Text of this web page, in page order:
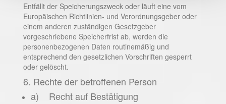
Entfällt der Speicherungszweck oder läuft eine vom
Europäischen Richtlinien- und Verordnungsgeber oder
einem anderen zuständigen Gesetzgeber
vorgeschriebene Speicherfrist ab, werden die
personenbezogenen Daten routinemäßig und
entsprechend den gesetzlichen Vorschriften gesperrt
oder gelöscht.
6. Rechte der betroffenen Person
a) Recht auf Bestätigung